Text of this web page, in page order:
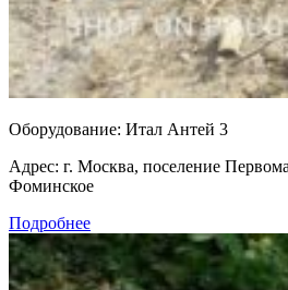
Оборудование: Итал Антей 3
Адрес: г. Москва, поселение
Фоминское
Подробнее